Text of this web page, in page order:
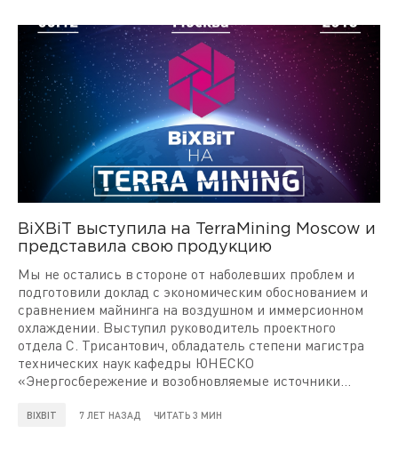
BiXBiT выступила на TerraMining Moscow и
представила свою продукцию
Мы не остались в стороне от наболевших проблем и
подготовили доклад с экономическим обоснованием и
сравнением майнинга на воздушном и иммерсионном
охлаждении. Выступил руководитель проектного
отдела С. Трисантович, обладатель степени магистра
технических наук кафедры ЮНЕСКО
«Энергосбережение и возобновляемые источники
BIXBIT 7 ЛЕТ НАЗАД ЧИТАТЬ 3 МИН